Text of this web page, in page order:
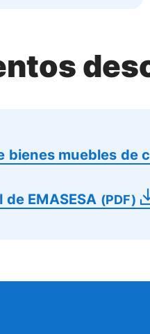
bienes muebles de
EMASESA (PDF)